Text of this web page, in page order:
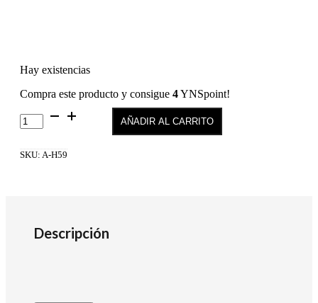
Hay existencias
Compra este producto y consigue 4YNSpoint!
Hybrid
Gel
Color
AÑADIR AL CARRITO
SKU: A-H59
Descripción